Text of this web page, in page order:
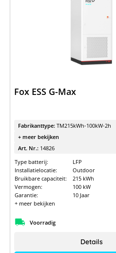
Batterijopslag catalogus
Fox ESS G-Max
Fabrikanttype: TM215kWh-100kW-2h
+ meer bekijken
Art. Nr.: 14826
Type batterij:
LFP
Installatielocatie:
Outdoor
Bruikbare capaciteit:
215 kWh
Vermogen:
100 kW
Garantie:
10 Jaar
+ meer bekijken
Voorradig
Details